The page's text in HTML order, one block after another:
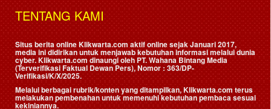
TENTANG KAMI
Situs berita online Klikwarta.com aktif online sejak Januari 2017,
media ini didirikan untuk menjawab kebutuhan informasi melalui dunia
cyber. Klikwarta.com dinaungi oleh PT. Wahana Bintang Media
(Terverifikasi Faktual Dewan Pers), Nomor : 363/DP-
Verifikasi/K/X/2025.
Melalui berbagai rubrik/konten yang ditampilkan, Klikwarta.com terus
melakukan pembenahan untuk memenuhi kebutuhan pembaca sesuai
kekiniannya.